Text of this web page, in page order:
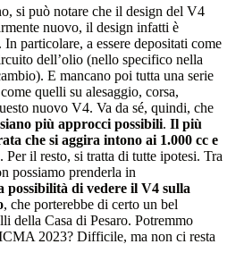
si può notare che il design del V4
nuovo, il design infatti è
particolare, a essere depositati come
dell’olio (nello specifico nella
E mancano poi tutta una serie
quelli su alesaggio, corsa,
nuovo V4. Va da sé, quindi, che
più approcci possibili. Il più
che si aggira intono ai 1.000 cc e
. Per il resto, si tratta di tutte ipotesi. Tra
possiamo prenderla in
possibilità di vedere il V4 sulla
, che porterebbe di certo un bel
della Casa di Pesaro. Potremmo
2023? Difficile, ma non ci resta